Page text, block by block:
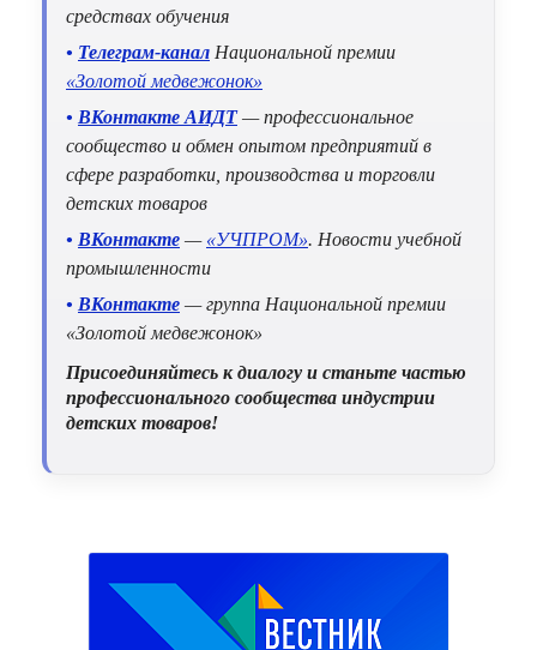
средствах обучения
• Телеграм-канал Национальной премии
«Золотой медвежонок»
• ВКонтакте АИДТ— профессиональное
сообщество и обмен опытом предприятий в
сфере разработки, производства и торговли
детских товаров
• ВКонтакте — «УЧПРОМ». Новости учебной
промышленности
• ВКонтакте — группа Национальной премии
«Золотой медвежонок»
Присоединяйтесь к диалогу и станьте частью
профессионального сообщества индустрии
детских товаров!